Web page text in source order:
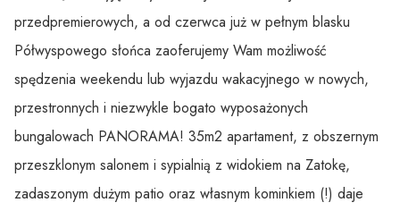
przedpremierowych, a od czerwca już w pełnym blasku
Półwyspowego słońca zaoferujemy Wam możliwość
spędzenia weekendu lub wyjazdu wakacyjnego w nowych,
przestronnych i niezwykle bogato wyposażonych
bungalowach PANORAMA! 35m2 apartament, z obszernym
przeszklonym salonem i sypialnią z widokiem na Zatokę,
zadaszonym dużym patio oraz własnym kominkiem (!) daje